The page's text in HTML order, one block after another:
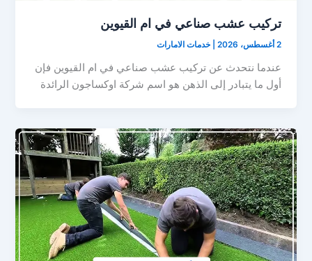
تركيب عشب صناعي في ام القيوين
2 أغسطس، 2026 |خدمات الامارات
عندما نتحدث عن تركيب عشب صناعي في ام القيوين فإن
أول ما يتبادر إلى الذهن هو اسم شركة اوكساجون الرائدة